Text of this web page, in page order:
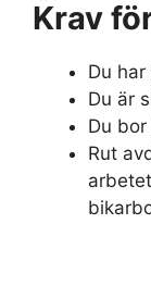
Krav
Du
Du är
Du
Rut